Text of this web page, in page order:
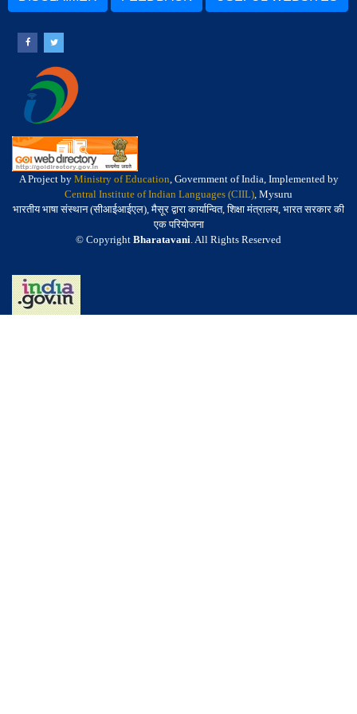
A Project by Ministry of Education, Government of India, Implemented by
Central Institute of Indian Languages (CIIL), Mysuru
भारतीय भाषा संस्थान (सीआईआईएल), मैसूर द्वारा कार्यान्वित, शिक्षा मंत्रालय, भारत सरकार की
एक परियोजना
© Copyright Bharatavani. All Rights Reserved